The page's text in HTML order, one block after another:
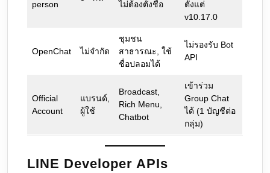
person
ไม่ต้องตั้งชื่อ
ตั้งแต่
v10.17.0
OpenChat ไม่จำกัด
ชุมชน
สาธารณะ, ใช้
ชื่อปลอมได้
ไม่รองรับ Bot
API
Official
Account
แบรนด์,
ผู้ใช้
Broadcast,
Rich Menu,
Chatbot
เข้าร่วม
Group Chat
ได้ (1 บัญชีต่อ
กลุ่ม)
LINE Developer APIs